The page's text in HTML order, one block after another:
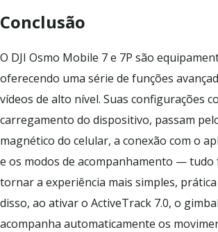
Conclusão
O DJI Osmo Mobile 7 e 7P são
oferecendo uma série de funções
vídeos de alto nível. Suas configurações
carregamento do dispositivo, passam
magnético do celular, a conexão com o
e os modos de acompanhamento — tudo
tornar a experiência mais simples, prática
disso, ao ativar o ActiveTrack 7.0, o
acompanha automaticamente os